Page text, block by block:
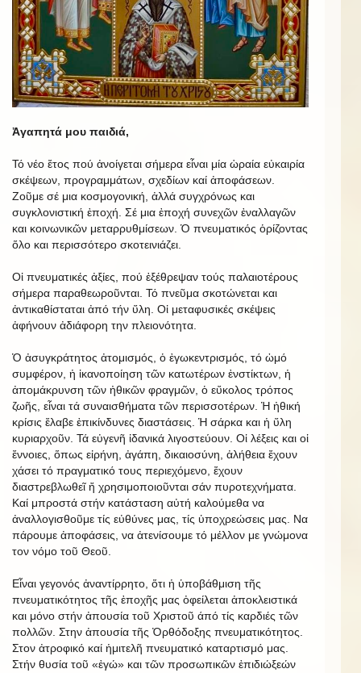
Ἀγαπητά μου παιδιά,
Τό νέο ἔτος πού ἀνοίγεται σήμερα εἶναι μία ὡραία εὐκαιρία
σκέψεων, προγραμμάτων, σχεδίων καί ἀποφάσεων.
Ζοῦμε σέ μια κοσμογονική, ἀλλά συγχρόνως και
συγκλονιστική ἐποχή. Σέ μια ἐποχή συνεχῶν ἐναλλαγῶν
και κοινωνικῶν μεταρρυθμίσεων. Ὁ πνευματικός ὁρίζοντας
ὅλο και περισσότερο σκοτεινιάζει.
Οἱ πνευματικές ἀξίες, πού ἐξέθρεψαν τούς παλαιοτέρους
σήμερα παραθεωροῦνται. Τό πνεῦμα σκοτώνεται και
ἀντικαθίσταται ἀπό τήν ὕλη. Οἱ μεταφυσικές σκέψεις
ἀφήνουν ἀδιάφορη την πλειονότητα.
Ὁ ἀσυγκράτητος ἀτομισμός, ὁ ἐγωκεντρισμός, τό ὠμό
συμφέρον, ἡ ἱκανοποίηση τῶν κατωτέρων ἐνστίκτων, ἡ
ἀπομάκρυνση τῶν ἠθικῶν φραγμῶν, ὁ εὔκολος τρόπος
ζωῆς, εἶναι τά συναισθήματα τῶν περισσοτέρων. Ἡ ἠθική
κρίσις ἔλαβε ἐπικίνδυνες διαστάσεις. Ἡ σάρκα και ἡ ὕλη
κυριαρχοῦν. Τά εὐγενῆ ἰδανικά λιγοστεύουν. Οἱ λέξεις και οἱ
ἔννοιες, ὅπως εἰρήνη, ἀγάπη, δικαιοσύνη, ἀλήθεια ἔχουν
χάσει τό πραγματικό τους περιεχόμενο, ἔχουν
διαστρεβλωθεῖ ἤ χρησιμοποιοῦνται σάν πυροτεχνήματα.
Καί μπροστά στήν κατάσταση αὐτή καλούμεθα να
ἀναλλογισθοῦμε τίς εὐθύνες μας, τίς ὑποχρεώσεις μας. Να
πάρουμε ἀποφάσεις, να ἀτενίσουμε τό μέλλον με γνώμονα
τον νόμο τοῦ Θεοῦ.
Εἶναι γεγονός ἀναντίρρητο, ὅτι ἡ ὑποβάθμιση τῆς
πνευματικότητος τῆς ἐποχῆς μας ὀφείλεται ἀποκλειστικά
και μόνο στήν ἀπουσία τοῦ Χριστοῦ άπό τίς καρδιές τῶν
πολλῶν. Στην ἀπουσία τῆς Ὀρθόδοξης πνευματικότητος.
Στον ἀτροφικό καί ἡμιτελῆ πνευματικό καταρτισμό μας.
Στήν θυσία τοῦ «ἐγώ» και τῶν προσωπικῶν ἐπιδιώξεών